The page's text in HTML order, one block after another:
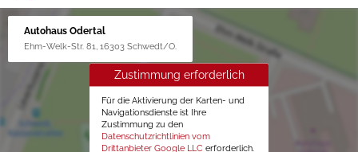
Autohaus Odertal
Ehm-Welk-Str. 81, 16303 Schwedt/O.
Zustimmung erforderlich
Für die Aktivierung der Karten- und
Navigationsdienste ist Ihre
Zustimmung zu den
Datenschutzrichtlinien vom
Drittanbieter Google LLC erforderlich.